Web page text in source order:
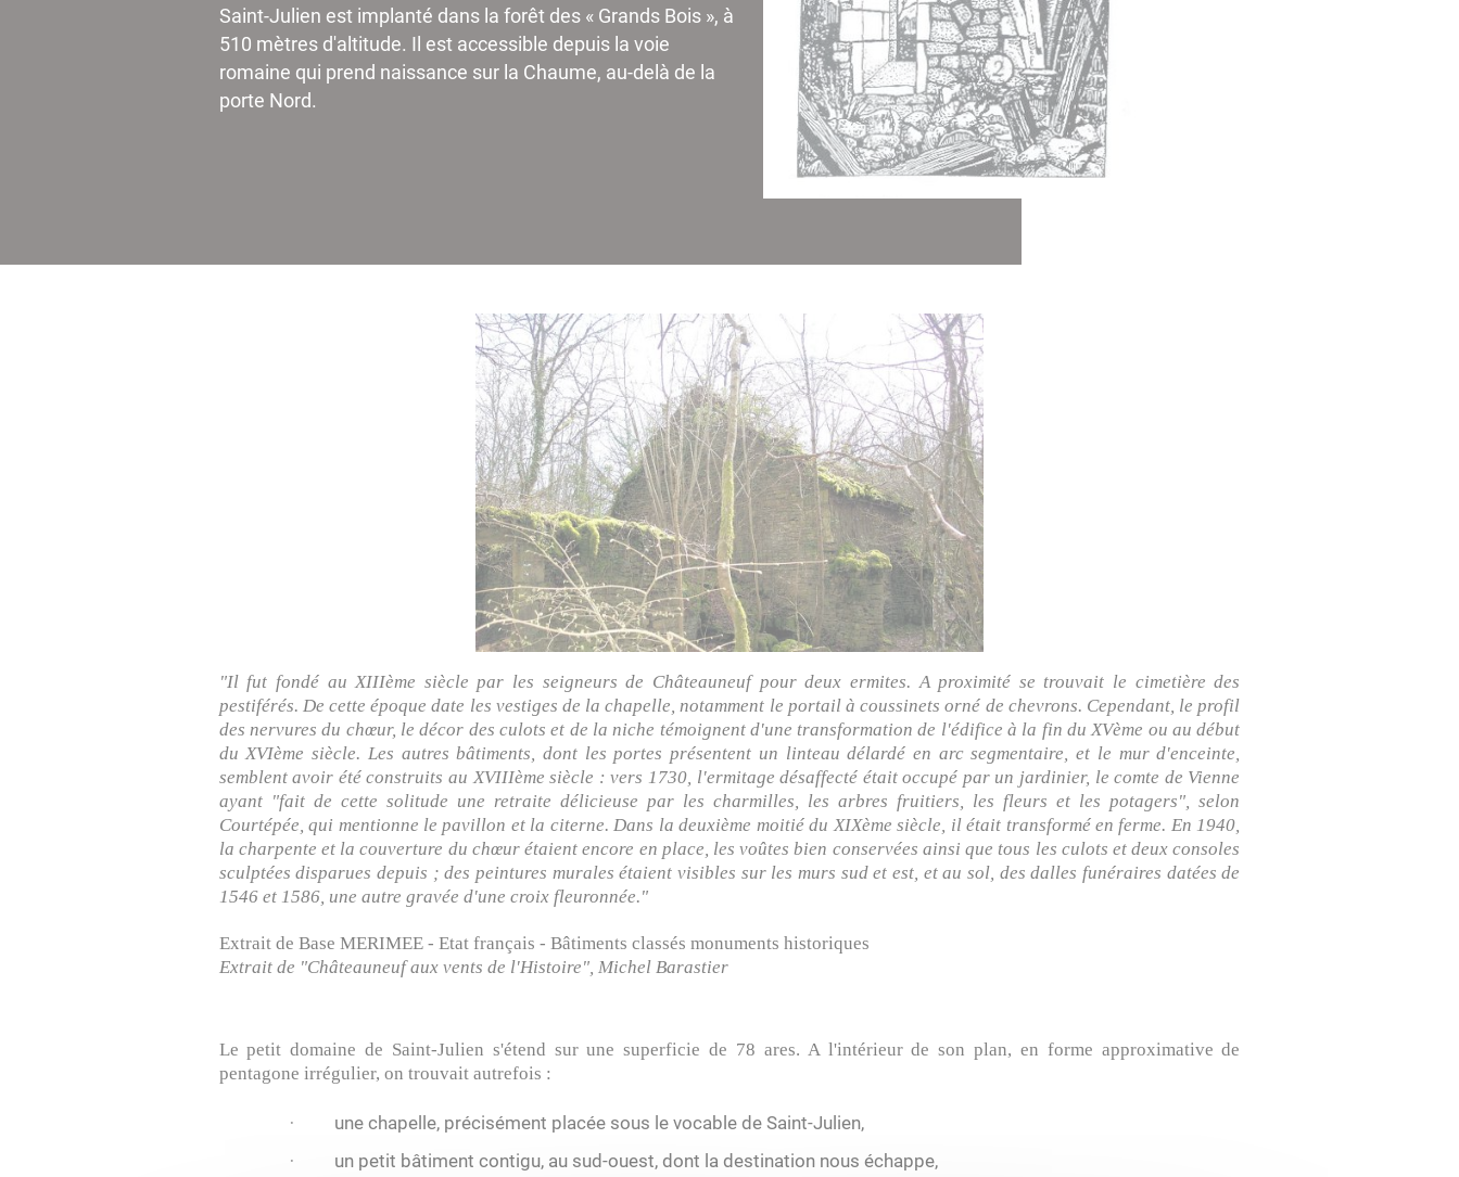
Saint-Julien est implanté dans la forêt des « Grands Bois », à
510 mètres d'altitude. Il est accessible depuis la voie
romaine qui prend naissance sur la Chaume, au-delà de la
porte Nord.
"Il fut fondé au XIIIème siècle par les seigneurs de Châteauneuf pour deux ermites. A proximité se trouvait le cimetière des
pestiférés. De cette époque date les vestiges de la chapelle, notamment le portail à coussinets orné de chevrons. Cependant, le profil
des nervures du chœur, le décor des culots et de la niche témoignent d'une transformation de l'édifice à la fin du XVème ou au début
du XVIème siècle. Les autres bâtiments, dont les portes présentent un linteau délardé en arc segmentaire, et le mur d'enceinte,
semblent avoir été construits au XVIIIème siècle : vers 1730, l'ermitage désaffecté était occupé par un jardinier, le comte de Vienne
ayant "fait de cette solitude une retraite délicieuse par les charmilles, les arbres fruitiers, les fleurs et les potagers", selon
Courtépée, qui mentionne le pavillon et la citerne. Dans la deuxième moitié du XIXème siècle, il était transformé en ferme. En 1940,
la charpente et la couverture du chœur étaient encore en place, les voûtes bien conservées ainsi que tous les culots et deux consoles
sculptées disparues depuis ; des peintures murales étaient visibles sur les murs sud et est, et au sol, des dalles funéraires datées de
1546 et 1586, une autre gravée d'une croix fleuronnée."
Extrait de Base MERIMEE - Etat français - Bâtiments classés monuments historiques
Extrait de "Châteauneuf aux vents de l'Histoire", Michel Barastier
Le petit domaine de Saint-Julien s'étend sur une superficie de 78 ares. A l'intérieur de son plan, en forme approximative de
pentagone irrégulier, on trouvait autrefois :
· une chapelle, précisément placée sous le vocable de Saint-Julien,
· un petit bâtiment contigu, au sud-ouest, dont la destination nous échappe,